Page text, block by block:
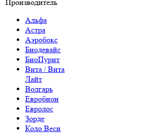
Производитель
Альфа
Астра
Аэробокс
Биодевайс
БиоПурит
Вита / Вита
Лайт
Волгарь
Евробион
Евролос
Зорде
Коло Веси